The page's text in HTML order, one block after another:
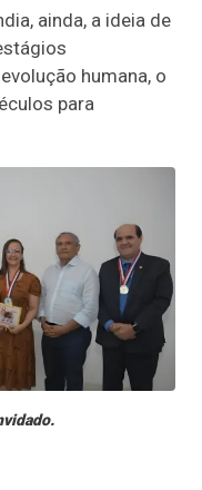
ainda, a ideia de
humana, o
para